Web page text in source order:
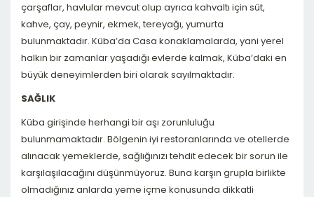
çarşaflar, havlular mevcut olup ayrıca kahvaltı için süt,
kahve, çay, peynir, ekmek, tereyağı, yumurta
bulunmaktadır. Küba’da Casa konaklamalarda, yani yerel
halkın bir zamanlar yaşadığı evlerde kalmak, Küba’daki en
büyük deneyimlerden biri olarak sayılmaktadır.
SAĞLIK
Küba girişinde herhangi bir aşı zorunluluğu
bulunmamaktadır. Bölgenin iyi restoranlarında ve otellerde
alınacak yemeklerde, sağlığınızı tehdit edecek bir sorun ile
karşılaşılacağını düşünmüyoruz. Buna karşın grupla birlikte
olmadığınız anlarda yeme içme konusunda dikkatli